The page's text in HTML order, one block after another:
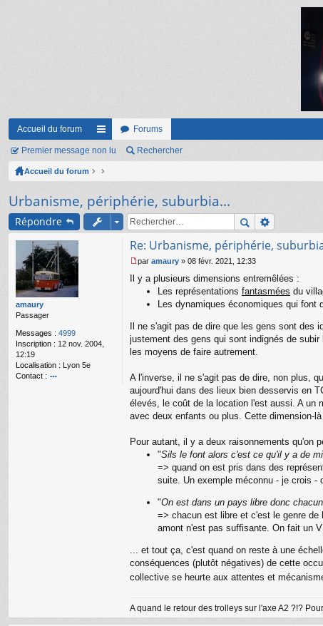
Accueil du forum
ac
co
ci
s
Forums
Premier message non lu Rechercher
Accueil du forum
Urbanisme, périphérie, suburbia...
Répondre
amaury
Passager
Messages : 4999
Inscription : 12 nov. 2004,
12:19
Localisation : Lyon 5e
Contact :
Re: Urbanisme, périphérie,
e
n
o
l
u
par amaury » 08 févr. 2021, 12:33
Il y a plusieurs dimensions entremêlées :
Les représentations fantasmées du
Les dynamiques économiques qui font
Il ne s'agit pas de dire que les gens sont
justement des gens qui sont indignés de
les moyens de faire autrement.
A l'inverse, il ne s'agit pas de dire, non plus,
aujourd'hui dans des lieux bien desservis en
élevés, le coût de la location l'est aussi. A un
avec deux enfants ou plus. Cette dimension-
Pour autant, il y a deux raisonnements qu'on
"Sils le font alors c'est ce qu'il y a de
=> quand on est pris dans des
suite. Un exemple méconnu - je crois -
"On est dans un pays libre donc
=> chacun est libre et c'est le genre
amont n'est pas suffisante. On fait un
... et tout ça, c'est quand on reste à une
conséquences (plutôt négatives) de cette
collective se heurte aux attentes et
A quand le retour des trolleys sur l'axe A2 ?!?